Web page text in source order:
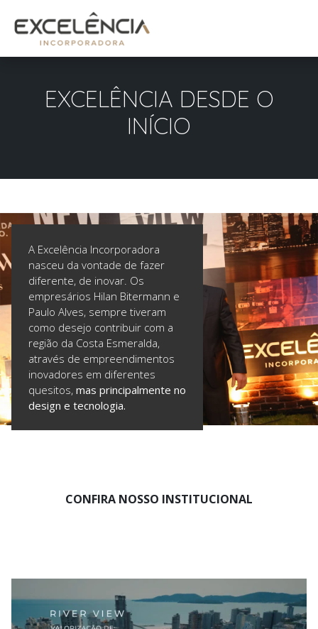
EXCELÊNCIA DESDE O
INÍCIO
A Excelência Incorporadora
nasceu da vontade de fazer
diferente, de inovar. Os
empresários Hilan Bitermann e
Paulo Alves, sempre tiveram
como desejo contribuir com a
região da Costa Esmeralda,
através de empreendimentos
inovadores em diferentes
quesitos, mas principalmente no
design e tecnologia.
CONFIRA NOSSO INSTITUCIONAL